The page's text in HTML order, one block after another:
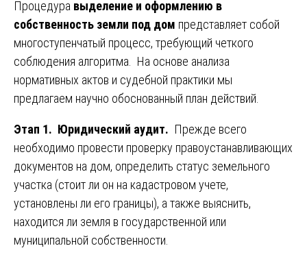
Процедура выделение и оформлению в
собственность земли под дом представляет собой
многоступенчатый процесс, требующий четкого
соблюдения алгоритма. На основе анализа
нормативных актов и судебной практики мы
предлагаем научно обоснованный план действий.
Этап 1. Юридический аудит. Прежде всего
необходимо провести проверку правоустанавливающих
документов на дом, определить статус земельного
участка (стоит ли он на кадастровом учете,
установлены ли его границы), а также выяснить,
находится ли земля в государственной или
муниципальной собственности.